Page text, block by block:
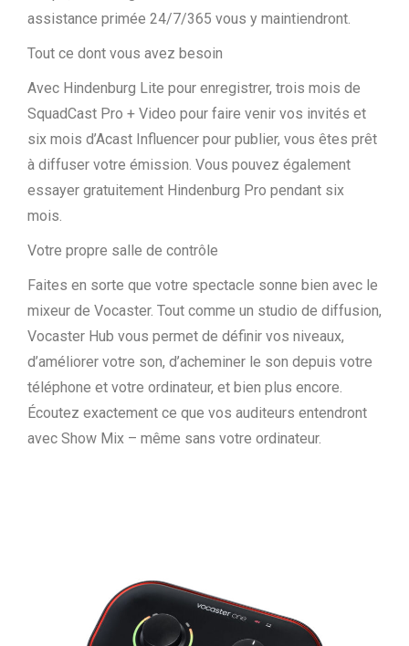
assistance primée 24/7/365 vous y maintiendront.
Tout ce dont vous avez besoin
Avec Hindenburg Lite pour enregistrer, trois mois de
SquadCast Pro + Video pour faire venir vos invités et
six mois d’Acast Influencer pour publier, vous êtes prêt
à diffuser votre émission. Vous pouvez également
essayer gratuitement Hindenburg Pro pendant six
mois.
Votre propre salle de contrôle
Faites en sorte que votre spectacle sonne bien avec le
mixeur de Vocaster. Tout comme un studio de diffusion,
Vocaster Hub vous permet de définir vos niveaux,
d’améliorer votre son, d’acheminer le son depuis votre
téléphone et votre ordinateur, et bien plus encore.
Écoutez exactement ce que vos auditeurs entendront
avec Show Mix – même sans votre ordinateur.